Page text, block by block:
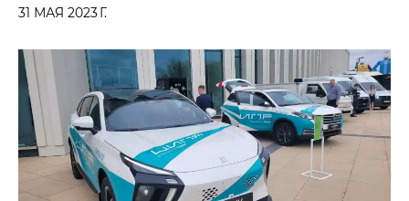
31 МАЯ 2023 Г.